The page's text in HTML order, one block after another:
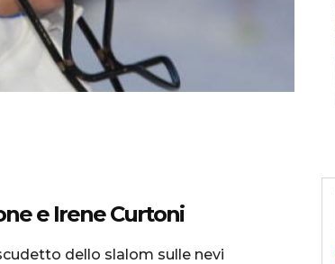
e Irene Curtoni
dello slalom sulle nevi